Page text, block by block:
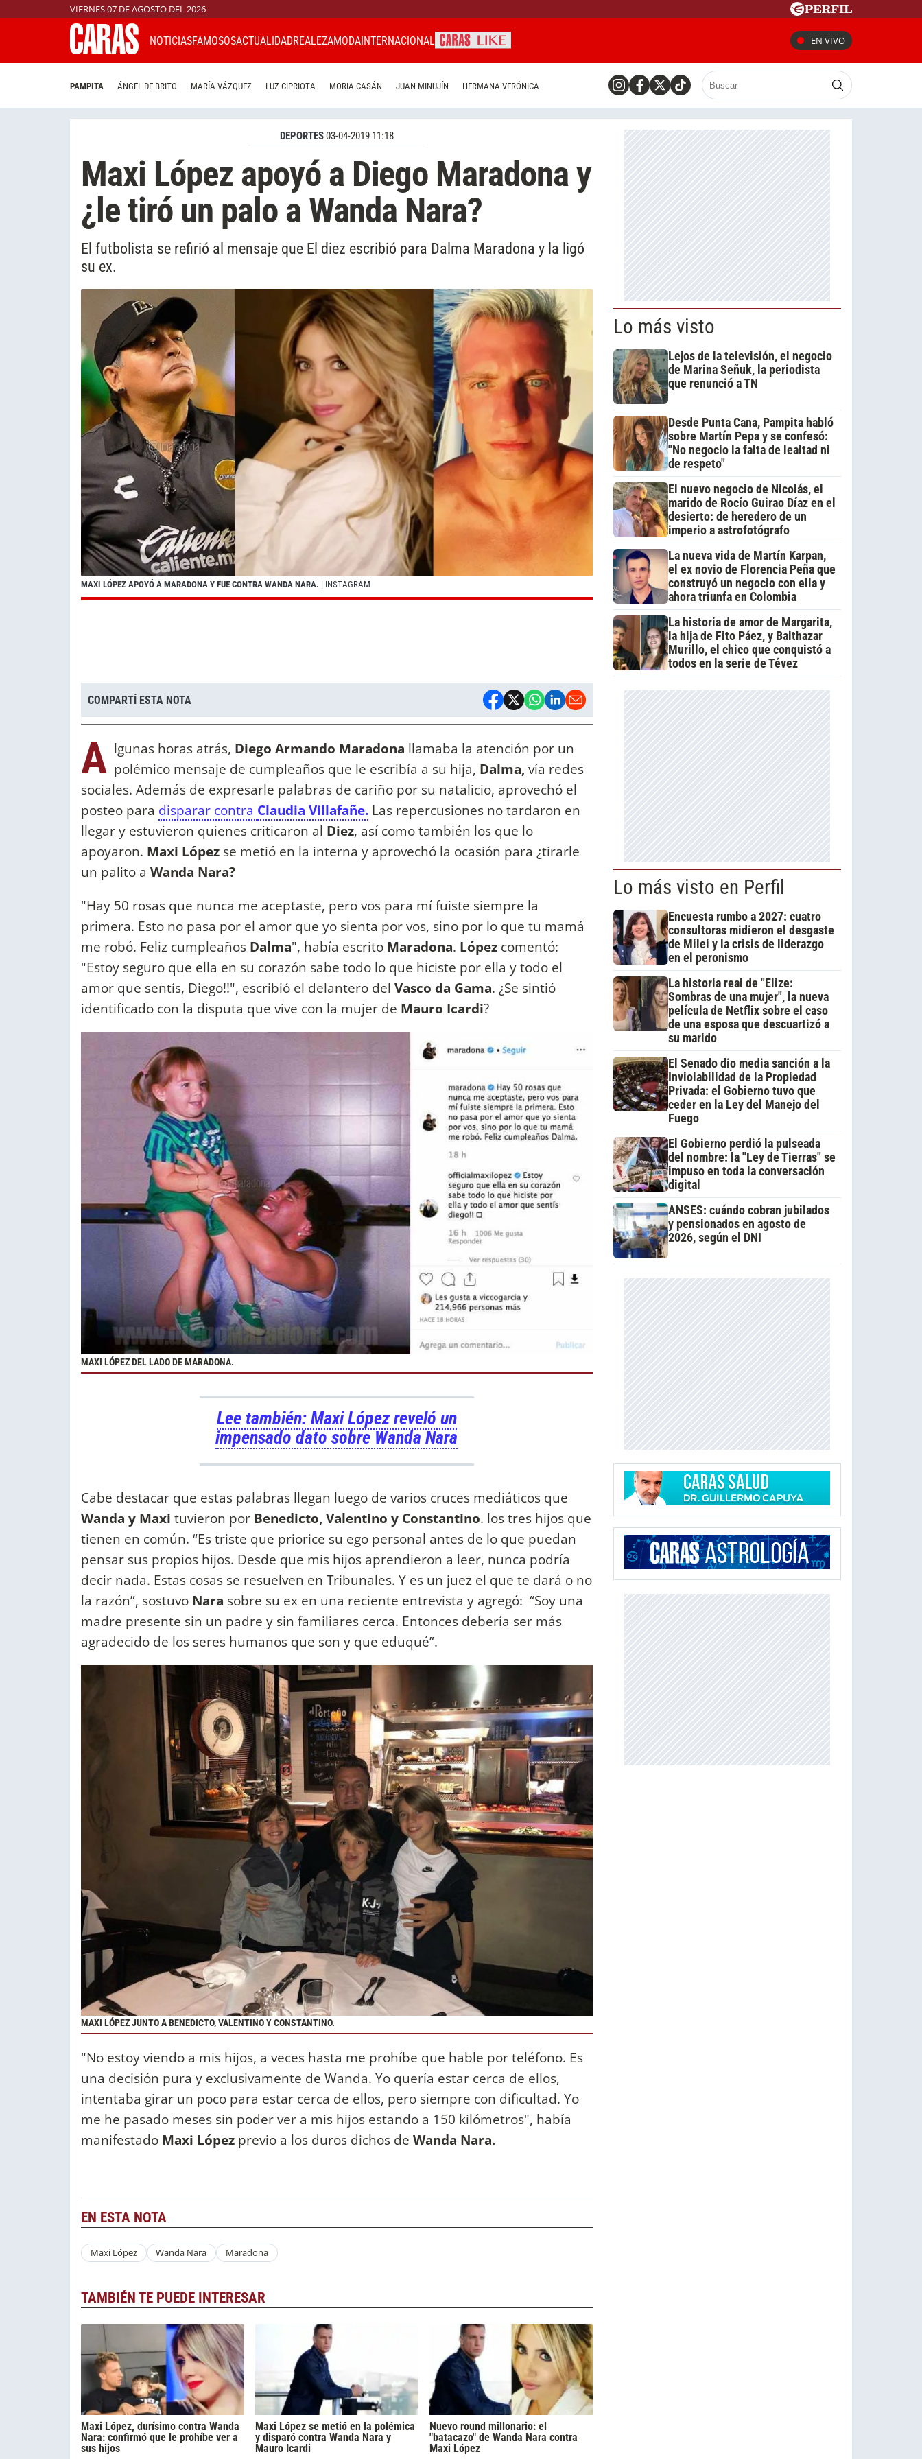
VIERNES 07 DE AGOSTO DEL 2026
NOTICIASFAMOSOSACTUALIDADREALEZAMODAINTERNACIONAL EN VIVO
PAMPITA ÁNGEL DE BRITO MARÍA VÁZQUEZ LUZ CIPRIOTA MORIA CASÁN JUAN MINUJÍN HERMANA VERÓNICA
DEPORTES03-04-2019 11:18
Maxi López apoyó a Diego Maradona y
¿le tiró un palo a Wanda Nara?
El futbolista se refirió al mensaje que El diez escribió para Dalma Maradona y la ligó
su ex.
MAXI LÓPEZ APOYÓ A MARADONA Y FUE CONTRA WANDA NARA. | INSTAGRAM
COMPARTÍ ESTA NOTA
A lgunas horas atrás, Diego Armando Maradona llamaba la atención por un
polémico mensaje de cumpleaños que le escribía a su hija, Dalma,vía redes
sociales. Además de expresarle palabras de cariño por su natalicio, aprovechó el
posteo para disparar contra Claudia Villafañe. Las repercusiones no tardaron en
llegar y estuvieron quienes criticaron al Diez, así como también los que lo
apoyaron. Maxi López se metió en la interna y aprovechó la ocasión para ¿tirarle
un palito a Wanda Nara?
"Hay 50 rosas que nunca me aceptaste, pero vos para mí fuiste siempre la
primera. Esto no pasa por el amor que yo sienta por vos, sino por lo que tu mamá
me robó. Feliz cumpleaños Dalma", había escrito Maradona. López comentó:
"Estoy seguro que ella en su corazón sabe todo lo que hiciste por ella y todo el
amor que sentís, Diego!!", escribió el delantero del Vasco da Gama. ¿Se sintió
identificado con la disputa que vive con la mujer de Mauro Icardi?
MAXI LÓPEZ DEL LADO DE MARADONA.
Lee también: Maxi López reveló un
impensado dato sobre Wanda Nara
Cabe destacar que estas palabras llegan luego de varios cruces mediáticos que
Wanda y Maxi tuvieron por Benedicto, Valentino y Constantino. los tres hijos que
tienen en común. “Es triste que priorice su ego personal antes de lo que puedan
pensar sus propios hijos. Desde que mis hijos aprendieron a leer, nunca podría
decir nada. Estas cosas se resuelven en Tribunales. Y es un juez el que te dará o no
la razón”, sostuvo Nara sobre su ex en una reciente entrevista y agregó: “Soy una
madre presente sin un padre y sin familiares cerca. Entonces debería ser más
agradecido de los seres humanos que son y que eduqué”.
MAXI LÓPEZ JUNTO A BENEDICTO, VALENTINO Y CONSTANTINO.
"No estoy viendo a mis hijos, a veces hasta me prohíbe que hable por teléfono. Es
una decisión pura y exclusivamente de Wanda. Yo quería estar cerca de ellos,
intentaba girar un poco para estar cerca de ellos, pero siempre con dificultad. Yo
me he pasado meses sin poder ver a mis hijos estando a 150 kilómetros", había
manifestado Maxi López previo a los duros dichos de Wanda Nara.
EN ESTA NOTA
Maxi López Wanda Nara Maradona
TAMBIÉN TE PUEDE INTERESAR
Maxi López, durísimo contra Wanda
Nara: confirmó que le prohíbe ver a
sus hijos
Maxi López se metió en la polémica
y disparó contra Wanda Nara y
Mauro Icardi
Nuevo round millonario: el
"batacazo" de Wanda Nara contra
Maxi López
Lo más visto
Lejos de la televisión, el negocio
de Marina Señuk, la periodista
que renunció a TN
Desde Punta Cana, Pampita habló
sobre Martín Pepa y se confesó:
"No negocio la falta de lealtad ni
de respeto"
El nuevo negocio de Nicolás, el
marido de Rocío Guirao Díaz en el
desierto: de heredero de un
imperio a astrofotógrafo
La nueva vida de Martín Karpan,
el ex novio de Florencia Peña que
construyó un negocio con ella y
ahora triunfa en Colombia
La historia de amor de Margarita,
la hija de Fito Páez, y Balthazar
Murillo, el chico que conquistó a
todos en la serie de Tévez
Lo más visto en Perfil
Encuesta rumbo a 2027: cuatro
consultoras midieron el desgaste
de Milei y la crisis de liderazgo
en el peronismo
La historia real de "Elize:
Sombras de una mujer", la nueva
película de Netflix sobre el caso
de una esposa que descuartizó a
su marido
El Senado dio media sanción a la
Inviolabilidad de la Propiedad
Privada: el Gobierno tuvo que
ceder en la Ley del Manejo del
Fuego
El Gobierno perdió la pulseada
del nombre: la "Ley de Tierras" se
impuso en toda la conversación
digital
ANSES: cuándo cobran jubilados
y pensionados en agosto de
2026, según el DNI